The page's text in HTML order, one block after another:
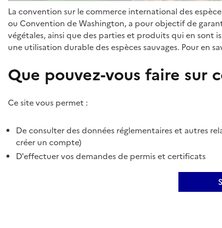
La convention sur le commerce international des
ou Convention de Washington, a pour objectif de
végétales, ainsi que des parties et produits qui en sont
une utilisation durable des espèces sauvages. Pour en
Que pouvez-vous faire sur
Ce site vous permet :
De consulter des données réglementaires et autres
créer un compte)
D'effectuer vos demandes de permis et certificats